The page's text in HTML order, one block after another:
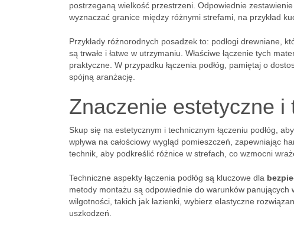
postrzeganą wielkość przestrzeni. Odpowiednie
wyznaczać granice między różnymi strefami, na przykład
Przykłady różnorodnych posadzek to: podłogi drewniane,
są trwałe i łatwe w utrzymaniu. Właściwe łączenie tych
praktyczne. W przypadku łączenia podłóg, pamiętaj o
spójną aranżację.
Znaczenie estetyczne i
Skup się na estetycznym i technicznym łączeniu podłóg,
wpływa na całościowy wygląd pomieszczeń, zapewniając
technik, aby podkreślić różnice w strefach, co wzmocni
Techniczne aspekty łączenia podłóg są kluczowe dla
metody montażu są odpowiednie do warunków
wilgotności, takich jak łazienki, wybierz elastyczne
uszkodzeń.